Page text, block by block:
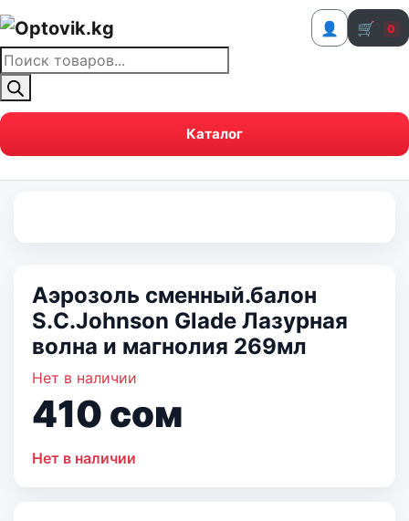
👤 🛒 0
Поиск
товаров
Каталог
Аэрозоль сменный.балон
S.C.Johnson Glade Лазурная
волна и магнолия 269мл
Нет в наличии
410 сом
Нет в наличии